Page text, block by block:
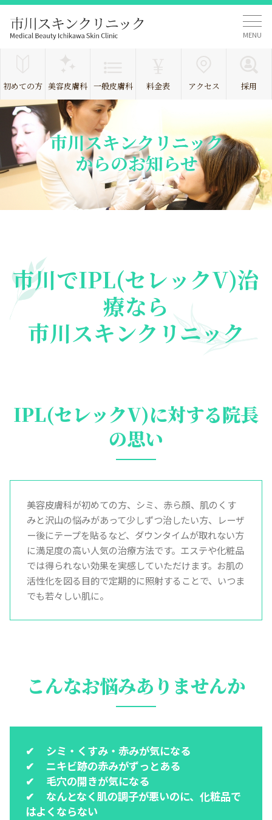
MENU
初めての方 美容皮膚科 一般皮膚科 料金表 アクセス 採用
市川でIPL(セレックV)治
療なら
市川スキンクリニック
IPL(セレックV)に対する院長
の思い
美容皮膚科が初めての方、シミ、赤ら顔、肌のくす
みと沢山の悩みがあって少しずつ治したい方、レーザ
ー後にテープを貼るなど、ダウンタイムが取れない方
に満足度の高い人気の治療方法です。エステや化粧品
では得られない効果を実感していただけます。お肌の
活性化を図る目的で定期的に照射することで、いつま
でも若々しい肌に。
こんなお悩みありませんか
シミ・くすみ・赤みが気になる
ニキビ跡の赤みがずっとある
毛穴の開きが気になる
なんとなく肌の調子が悪いのに、化粧品で
はよくならない